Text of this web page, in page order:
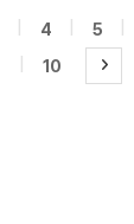
4 5
10